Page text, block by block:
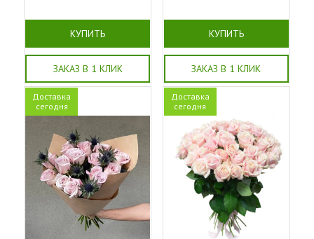
КУПИТЬ
ЗАКАЗ В 1 КЛИК
КУПИТЬ
ЗАКАЗ В 1 КЛИК
Доставка
сегодня
Доставка
сегодня